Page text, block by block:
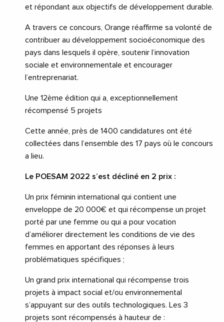
et répondant aux objectifs de développement durable.
A travers ce concours, Orange réaffirme sa volonté de
contribuer au développement socioéconomique des
pays dans lesquels il opère, soutenir l’innovation
sociale et environnementale et encourager
l’entreprenariat.
Une 12ème édition qui a, exceptionnellement
récompensé 5 projets
Cette année, près de 1400 candidatures ont été
collectées dans l’ensemble des 17 pays où le concours
a lieu.
Le POESAM 2022 s’est décliné en 2 prix :
Un prix féminin international qui contient une
enveloppe de 20 000€ et qui récompense un projet
porté par une femme ou qui a pour vocation
d’améliorer directement les conditions de vie des
femmes en apportant des réponses à leurs
problématiques spécifiques ;
Un grand prix international qui récompense trois
projets à impact social et/ou environnemental
s’appuyant sur des outils technologiques. Les 3
projets sont récompensés à hauteur de :